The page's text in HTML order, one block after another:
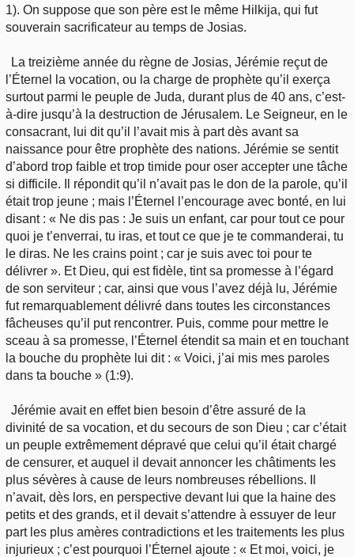
1). On suppose que son père est le même Hilkija, qui fut
souverain sacrificateur au temps de Josias.
La treizième année du règne de Josias, Jérémie reçut de
l’Éternel la vocation, ou la charge de prophète qu’il exerça
surtout parmi le peuple de Juda, durant plus de 40 ans, c’est-
à-dire jusqu’à la destruction de Jérusalem. Le Seigneur, en le
consacrant, lui dit qu’il l’avait mis à part dès avant sa
naissance pour être prophète des nations. Jérémie se sentit
d’abord trop faible et trop timide pour oser accepter une tâche
si difficile. Il répondit qu’il n’avait pas le don de la parole, qu’il
était trop jeune ; mais l’Éternel l’encourage avec bonté, en lui
disant : « Ne dis pas : Je suis un enfant, car pour tout ce pour
quoi je t’enverrai, tu iras, et tout ce que je te commanderai, tu
le diras. Ne les crains point ; car je suis avec toi pour te
délivrer ». Et Dieu, qui est fidèle, tint sa promesse à l’égard
de son serviteur ; car, ainsi que vous l’avez déjà lu, Jérémie
fut remarquablement délivré dans toutes les circonstances
fâcheuses qu’il put rencontrer. Puis, comme pour mettre le
sceau à sa promesse, l’Éternel étendit sa main et en touchant
la bouche du prophète lui dit : « Voici, j’ai mis mes paroles
dans ta bouche » (1:9).
Jérémie avait en effet bien besoin d’être assuré de la
divinité de sa vocation, et du secours de son Dieu ; car c’était
un peuple extrêmement dépravé que celui qu’il était chargé
de censurer, et auquel il devait annoncer les châtiments les
plus sévères à cause de leurs nombreuses rébellions. Il
n’avait, dès lors, en perspective devant lui que la haine des
petits et des grands, et il devait s’attendre à essuyer de leur
part les plus amères contradictions et les traitements les plus
injurieux ; c’est pourquoi l’Éternel ajoute : « Et moi, voici, je